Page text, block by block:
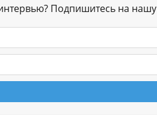
Подпишитесь на